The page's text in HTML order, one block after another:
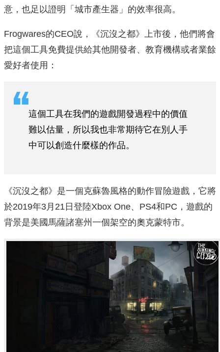
意，也足以證明「城市產生器」的效率很高。
Frogwares的CEO說，《沉沒之都》上市後，他們將會
把這個工具免費提供給其他開發者、教育機構或者業餘
愛好者使用：
這個工具在我們的遊戲開發過程中的價值
難以估量，所以我也非常期待它在別人手
中可以創造什麼樣的作品。
《沉沒之都》是一個克蘇魯風格的動作冒險遊戲，它將
於2019年3月21日登陸Xbox One、PS4和PC，遊戲的
背景是美國馬薩諸塞州一個架空的奧克蒙特市。